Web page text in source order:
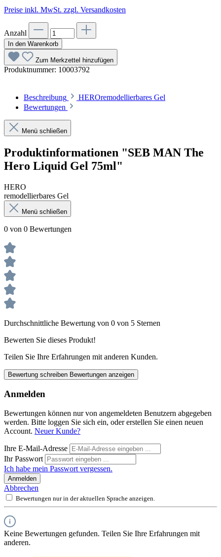
Preise inkl. MwSt. zzgl. Versandkosten
Anzahl
In den Warenkorb
Zum Merkzettel hinzufügen
Produktnummer: 10003792
Beschreibung
HEROremodellierbares Gel
Bewertungen
Menü schließen
Produktinformationen "SEB MAN The
Hero Liquid Gel 75ml"
HERO
remodellierbares Gel
Menü schließen
0 von 0 Bewertungen
Durchschnittliche Bewertung von 0 von 5 Sternen
Bewerten Sie dieses Produkt!
Teilen Sie Ihre Erfahrungen mit anderen Kunden.
Bewertung schreiben Bewertungen anzeigen
Anmelden
Bewertungen können nur von angemeldeten Benutzern abgegeben
werden. Bitte loggen Sie sich ein, oder erstellen Sie einen neuen
Account. Neuer Kunde?
Ihre E-Mail-Adresse
Ihr Passwort
Ich habe mein Passwort vergessen.
Anmelden
Abbrechen
Bewertungen nur in der aktuellen Sprache anzeigen.
Keine Bewertungen gefunden. Teilen Sie Ihre Erfahrungen mit
anderen.